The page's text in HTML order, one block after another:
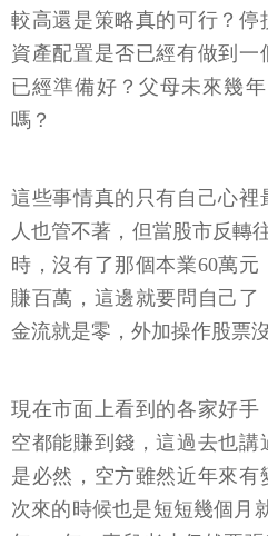
較高還是策略真的可行？停
資產配置是否已經有做到
已經準備好？父母未來幾
嗎？
這些事情真的只有自己心裡
人也管不著，但當股市反轉
時，沒有了那個本業60萬
賺百萬，這邊就要問自己
金流就是零，外加操作股票
現在市面上看到的各家好手
空都能賺到錢，這過去也
是必然，空方雖然近年來
次來的時候也是短短幾個月